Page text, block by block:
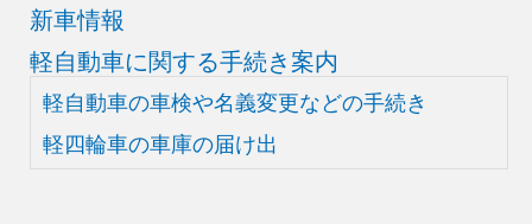
新車情報
軽自動車に関する手続き案内
軽自動車の車検や名義変更などの手続き
軽四輪車の車庫の届け出